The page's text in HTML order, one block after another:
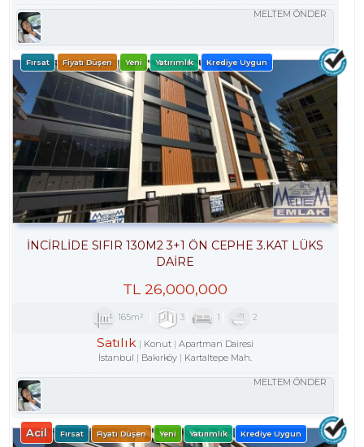
MELTEM ÖNDER
Fırsat Fiyatı Düşen Yeni Yatırımlık Krediye Uygun
İNCİRLİDE SIFIR 130M2 3+1 ÖN CEPHE 3.KAT LÜKS
DAİRE
TL 26,000,000
165m² 3 1 2
Satılık Konut
Apartman Dairesi
İstanbul
Bakırköy Kartaltepe Mah.
MELTEM ÖNDER
Acil Fırsat Fiyatı Düşen Yeni Yatırımlık Krediye Uygun